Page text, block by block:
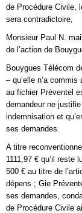
de Procédure Civile,
sera contradictoire,
Monsieur Paul N.
de l’action de
Bouygues Télécom
– qu’elle n’a
au fichier Préventel
demandeur ne
indemnisation et
ses demandes.
A titre
1111,97 € qu’il reste
500 € au titre de
dépens ; Gie
ses demandes,
de Procédure Civile